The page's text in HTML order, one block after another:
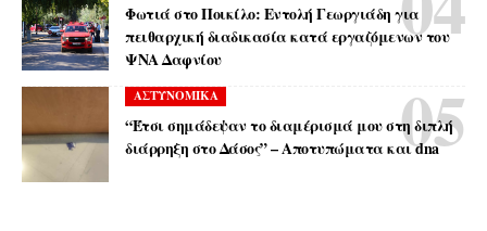
Φωτιά στο Ποικίλο: Εντολή Γεωργιάδη για
πειθαρχική διαδικασία κατά εργαζόμενων του
ΨΝΑ Δαφνίου
ΑΣΤΥΝΟΜΙΚΑ
“Έτσι σημάδεψαν το διαμέρισμά μου στη διπλή
διάρρηξη στο Δάσος” – Αποτυπώματα και dna